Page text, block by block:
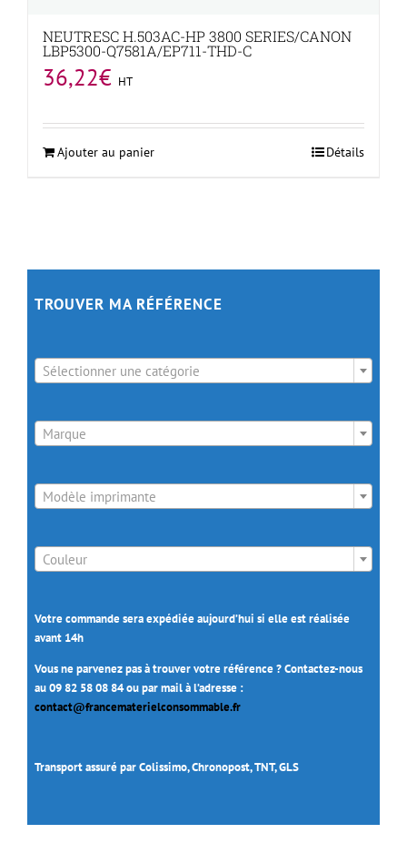
NEUTRESC H.503AC-HP 3800 SERIES/CANON
LBP5300-Q7581A/EP711-THD-C
36,22€ HT
Ajouter au panier Détails
TROUVER MA RÉFÉRENCE
Sélectionner une catégorie
Marque
Modèle imprimante
Couleur
Votre commande sera expédiée aujourd’hui si elle est réalisée
avant 14h
Vous ne parvenez pas à trouver votre référence ? Contactez-nous
au 09 82 58 08 84 ou par mail à l’adresse :
contact@francematerielconsommable.fr
Transport assuré par Colissimo, Chronopost, TNT, GLS